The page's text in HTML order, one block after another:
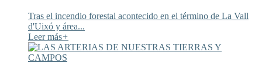
Tras el incendio forestal acontecido en el término de La Vall
d'Uixó y área...
Leer más+